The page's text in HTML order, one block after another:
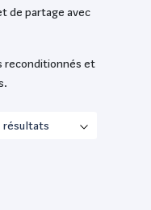
de partage avec
reconditionnés et